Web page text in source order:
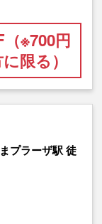
※700円
限る）
プラーザ駅 徒